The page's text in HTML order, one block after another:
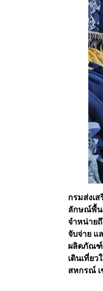
กรมส่งเ
ลักษณ์พื้น
จำหน่าย
จับจ่าย แ
ผลิตภัณฑ์
เดินเที่ย
สหกรณ์ เ